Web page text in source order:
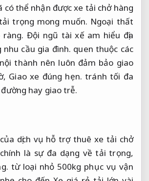
có thể nhận được xe tải chở hàng
trọng mong muốn. Ngoại thất
Đội ngũ tài xế am hiểu địa
cầu gia đình. quen thuộc các
thành nên luôn đảm bảo giao
Giao xe đúng hẹn. tránh tối đa
hay giao trễ.
dịch vụ hỗ trợ thuê xe tải chở
là sự đa dạng về tải trọng,
từ loại nhỏ 500kg phục vụ vận